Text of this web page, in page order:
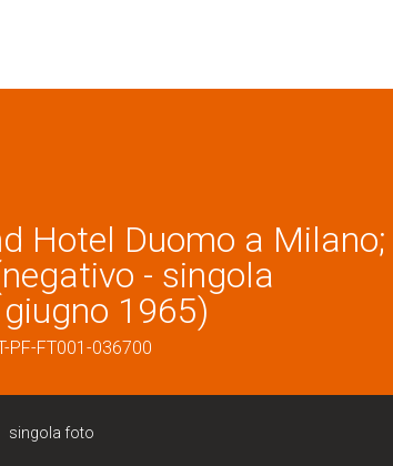
Hotel Duomo a Milano;
- singola
1965)
FT001-036700
singola foto